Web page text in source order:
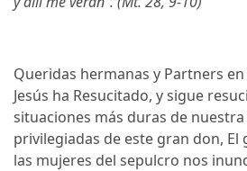
Queridas hermanas y Partners
Jesús ha Resucitado, y sigue
situaciones más duras de
privilegiadas de este gran don, El
las mujeres del sepulcro nos